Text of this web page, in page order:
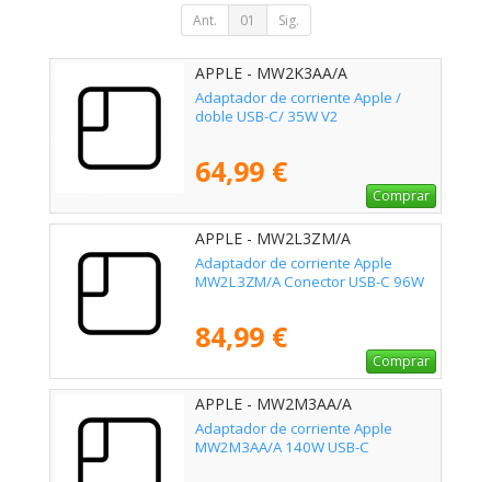
Ant. 01 Sig.
APPLE - MW2K3AA/A
Adaptador de corriente Apple /
doble USB-C/ 35W V2
64,99 €
Comprar
APPLE - MW2L3ZM/A
Adaptador de corriente Apple
MW2L3ZM/A Conector USB-C 96W
84,99 €
Comprar
APPLE - MW2M3AA/A
Adaptador de corriente Apple
MW2M3AA/A 140W USB-C